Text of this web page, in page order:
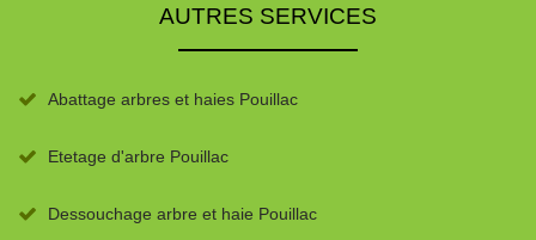
AUTRES SERVICES
Abattage arbres et haies Pouillac
Etetage d'arbre Pouillac
Dessouchage arbre et haie Pouillac